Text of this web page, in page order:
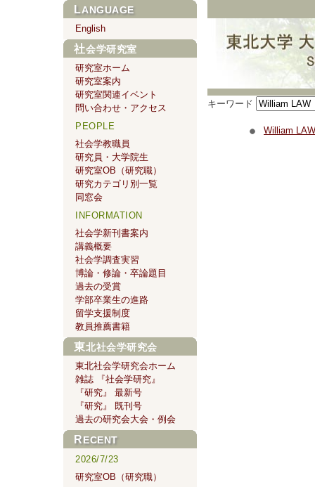
キーワード
William LAW
LANGUAGE
English
社会学研究室
研究室ホーム
研究室案内
研究室関連イベント
問い合わせ・アクセス
PEOPLE
社会学教職員
研究員・大学院生
研究室OB（研究職）
研究カテゴリ別一覧
同窓会
INFORMATION
社会学新刊書案内
講義概要
社会学調査実習
博論・修論・卒論題目
過去の受賞
学部卒業生の進路
留学支援制度
教員推薦書籍
東北社会学研究会
東北社会学研究会ホーム
雑誌 『社会学研究』
『研究』 最新号
『研究』 既刊号
過去の研究会大会・例会
RECENT
2026/7/23
研究室OB（研究職）